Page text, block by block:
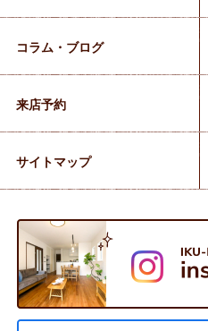
コラム・ブログ
来店予約
サイトマップ